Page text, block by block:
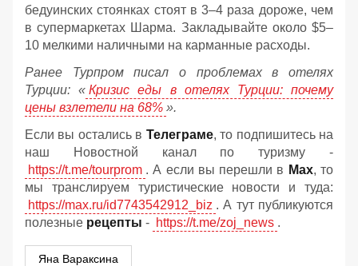
бедуинских стоянках стоят в 3–4 раза дороже, чем
в супермаркетах Шарма. Закладывайте около $5–
10 мелкими наличными на карманные расходы.
Ранее Турпром писал о проблемах в отелях
Турции: « Кризис еды в отелях Турции: почему
цены взлетели на 68% ».
Если вы остались в Телеграме, то подпишитесь на
наш Новостной канал по туризму -
https://t.me/tourprom . А если вы перешли в Мах, то
мы транслируем туристические новости и туда:
https://max.ru/id7743542912_biz . А тут публикуются
полезные рецепты - https://t.me/zoj_news .
Яна Вараксина